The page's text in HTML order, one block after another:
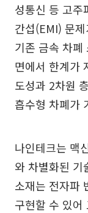
성통신 등 고주
간섭(EMI) 문
기존 금속 차폐
면에서 한계가
도성과 2차원
흡수형 차폐가
나인테크는 맥
와 차별화된 기
소재는 전자파
구현할 수 있어